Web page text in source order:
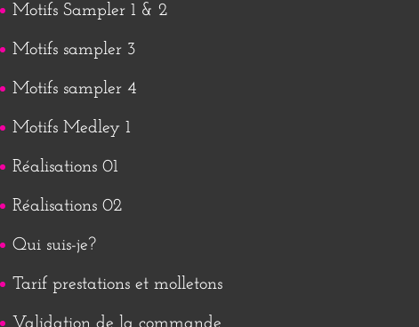
Motifs Sampler 1 & 2
Motifs sampler 3
Motifs sampler 4
Motifs Medley 1
Réalisations 01
Réalisations 02
Qui suis-je?
Tarif prestations et molletons
Validation de la commande